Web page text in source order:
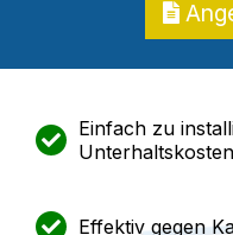
Einfach zu
Unterhaltskosten
Effektiv gegen